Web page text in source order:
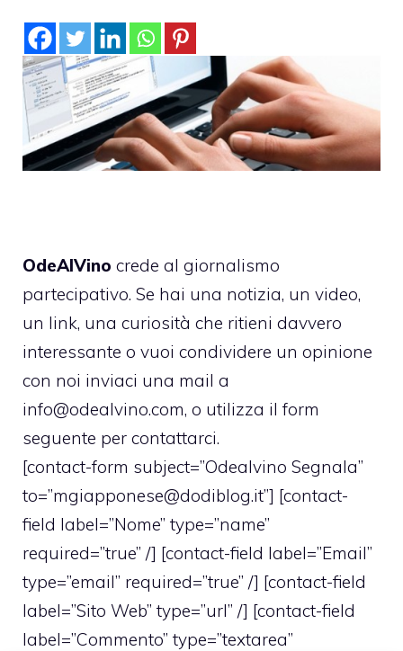
OdeAlVino crede al giornalismo
partecipativo. Se hai una notizia, un video,
un link, una curiosità che ritieni davvero
interessante o vuoi condividere un opinione
con noi inviaci una mail a
info@odealvino.com, o utilizza il form
seguente per contattarci.
[contact-form subject=”Odealvino Segnala”
to=”mgiapponese@dodiblog.it”] [contact-
field label=”Nome” type=”name”
required=”true” /] [contact-field label=”Email”
type=”email” required=”true” /] [contact-field
label=”Sito Web” type=”url” /] [contact-field
label=”Commento” type=”textarea”